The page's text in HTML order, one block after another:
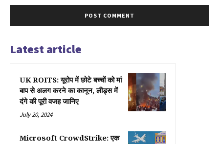
Latest article
UK ROITS: यूरोप में छोटे बच्चों को मां
बाप से अलग करने का कानून, लीड्स में
दंगे की पूरी वजह जानिए
July 20, 2024
Microsoft CrowdStrike: एक